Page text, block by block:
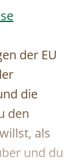
der EU
die
den
als
und du